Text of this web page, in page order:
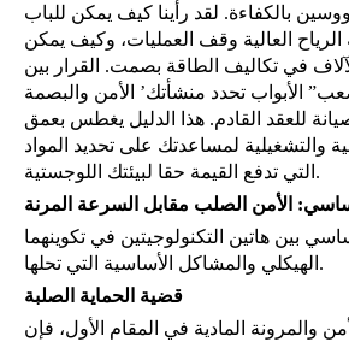
بالكفاءة. لقد رأينا كيف يمكن للباب
العالية وقف العمليات، وكيف يمكن
في تكاليف الطاقة بصمت. القرار بين
الأبواب تحدد منشأتك’ الأمن والبصمة
للعقد القادم. هذا الدليل يغطس بعمق
والتشغيلية لمساعدتك على تحديد المواد
التي تدفع القيمة حقا لبيئتك اللوجستية.
الأمن الصلب مقابل السرعة المرنة
بين هاتين التكنولوجيتين في تكوينهما
الهيكلي والمشاكل الأساسية التي تحلها.
قضية الحماية الصلبة
والمرونة المادية في المقام الأول، فإن